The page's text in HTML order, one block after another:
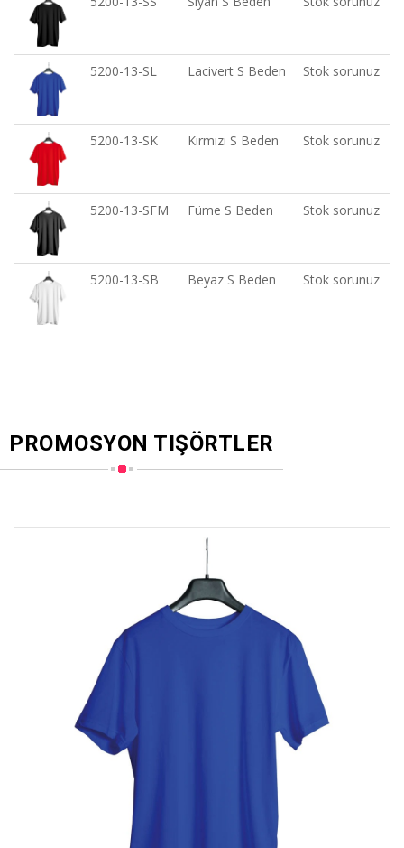
5200-13-SL Lacivert S Beden Stok sorunuz
5200-13-SK Kırmızı S Beden Stok sorunuz
5200-13-SFM Füme S Beden Stok sorunuz
5200-13-SB Beyaz S Beden Stok sorunuz
PROMOSYON TIŞÖRTLER